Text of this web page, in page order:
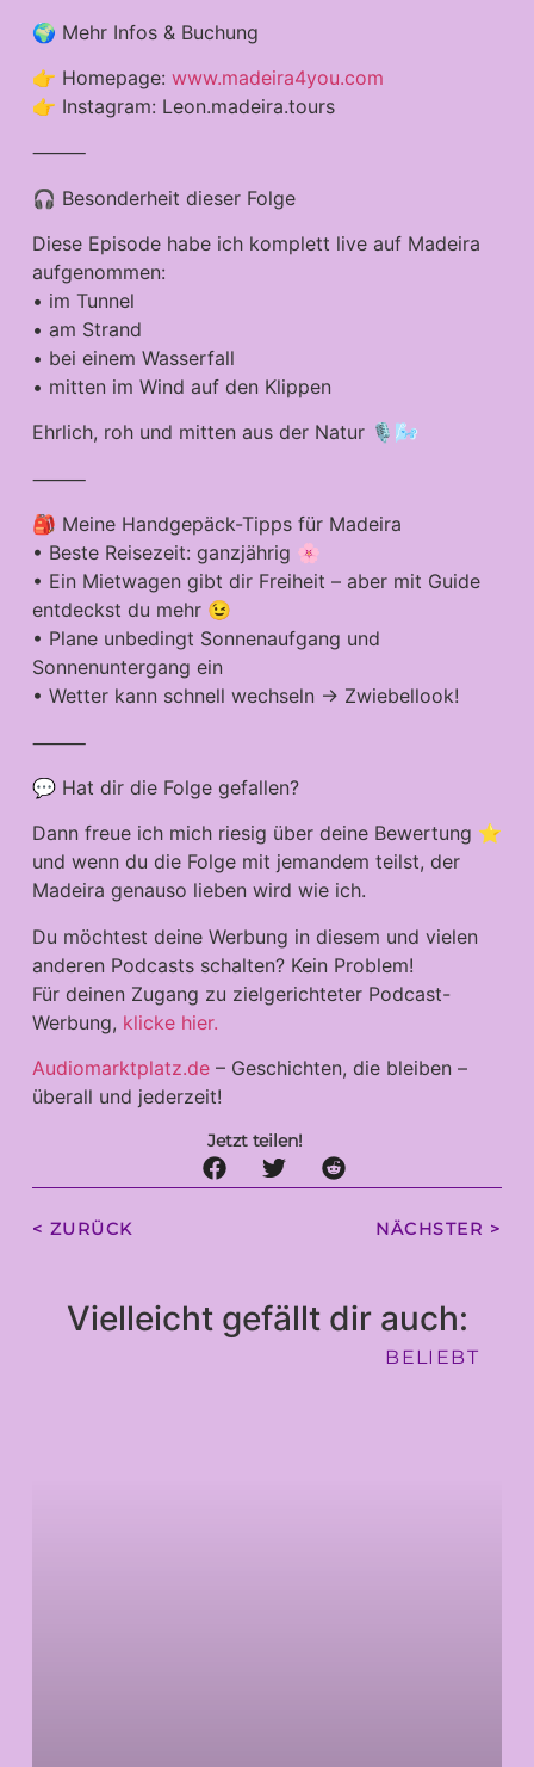
🌍 Mehr Infos & Buchung
👉 Homepage: www.madeira4you.com
👉 Instagram: Leon.madeira.tours
⸻
🎧 Besonderheit dieser Folge
Diese Episode habe ich komplett live auf Madeira
aufgenommen:
• im Tunnel
• am Strand
• bei einem Wasserfall
• mitten im Wind auf den Klippen
Ehrlich, roh und mitten aus der Natur 🎙️🌬️
⸻
🎒 Meine Handgepäck-Tipps für Madeira
• Beste Reisezeit: ganzjährig 🌸
• Ein Mietwagen gibt dir Freiheit – aber mit Guide
entdeckst du mehr 😉
• Plane unbedingt Sonnenaufgang und
Sonnenuntergang ein
• Wetter kann schnell wechseln → Zwiebellook!
⸻
💬 Hat dir die Folge gefallen?
Dann freue ich mich riesig über deine Bewertung ⭐️
und wenn du die Folge mit jemandem teilst, der
Madeira genauso lieben wird wie ich.
Du möchtest deine Werbung in diesem und vielen
anderen Podcasts schalten? Kein Problem!
Für deinen Zugang zu zielgerichteter Podcast-
Werbung, klicke hier.
Audiomarktplatz.de– Geschichten, die bleiben –
überall und jederzeit!
Jetzt teilen!
< ZURÜCK NÄCHSTER >
Vielleicht gefällt dir auch:
BELIEBT